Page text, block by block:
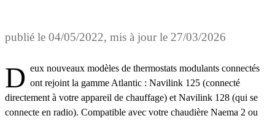
publié le 04/05/2022, mis à jour le 27/03/2026
Deux nouveaux modèles de thermostats modulants connectés ont rejoint la gamme Atlantic : Navilink 125 (connecté
directement à votre appareil de chauffage) et Navilink 128 (qui se
connecte en radio). Compatible avec votre chaudière Naema 2 ou